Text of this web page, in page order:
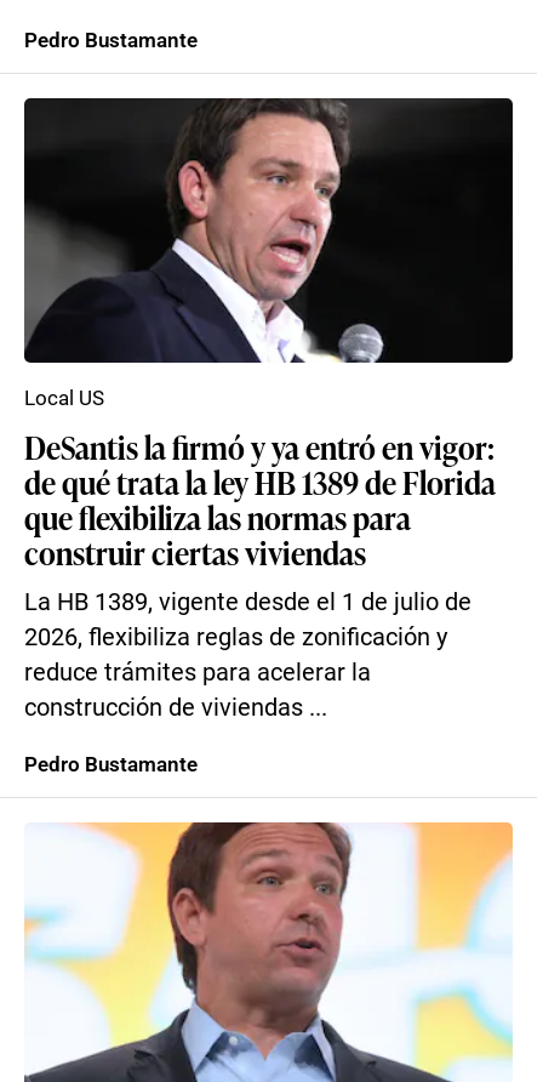
Pedro Bustamante
DeSantis la firmó y ya entró en vigor:
de qué trata la ley HB 1389 de Florida
que flexibiliza las normas para
construir ciertas viviendas
La HB 1389, vigente desde el 1 de julio de
2026, flexibiliza reglas de zonificación y
reduce trámites para acelerar la
construcción de viviendas ...
Local US
Pedro Bustamante